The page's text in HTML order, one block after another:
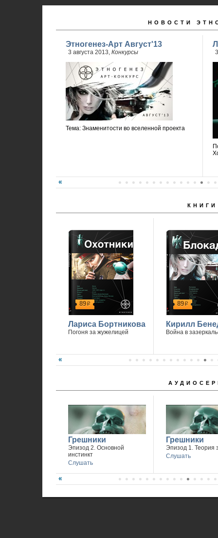
НОВОСТИ
Этногенез-Арт Август'13
3 августа 2013, Конкурсы
Тема: Знаменитости во вселенной проекта
КНИГИ
89р
Лариса Бортникова
Погоня за жужелицей
89р
Кирилл
Война в
Грешники
Эпизод 2. Основной
инстинкт
Слушать
Грешники
Эпизод 1. Теория
Слушать